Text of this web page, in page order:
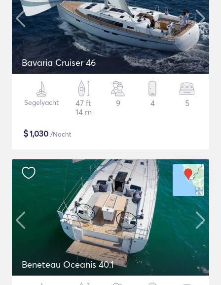
Bavaria Cruiser 46
Segelyacht
47 ft
14 m
9 4 5
$1,030 /Nacht
Beneteau Oceanis 40.1